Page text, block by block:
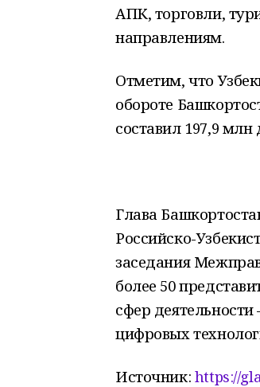
АПК, торговли,
направлениям.
Отметим, что
обороте
составил 197,9
Глава
Российско-
заседания
более 50
сфер
цифровых
Источник: https://